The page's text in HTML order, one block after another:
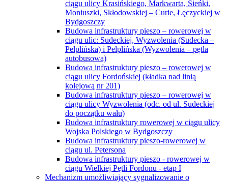
ciągu ulicy Krasińskiego, Markwarta, Sieńki,
Moniuszki, Skłodowskiej – Curie, Łęczyckiej w
Bydgoszczy
Budowa infrastruktury pieszo – rowerowej w
ciągu ulic: Sudeckiej, Wyzwolenia (Sudecka –
Pelplińska) i Pelplińska (Wyzwolenia – pętla
autobusowa)
Budowa infrastruktury pieszo – rowerowej w
ciągu ulicy Fordońskiej (kładka nad linią
kolejową nr 201)
Budowa infrastruktury pieszo – rowerowej w
ciągu ulicy Wyzwolenia (odc. od ul. Sudeckiej
do początku wału)
Budowa infrastruktury rowerowej w ciągu ulicy
Wojska Polskiego w Bydgoszczy
Budowa infrastruktury pieszo-rowerowej w
ciągu ul. Petersona
Budowa infrastruktury pieszo - rowerowej w
ciągu Wielkiej Pętli Fordonu - etap I
Mechanizm umożliwiający sygnalizowanie o